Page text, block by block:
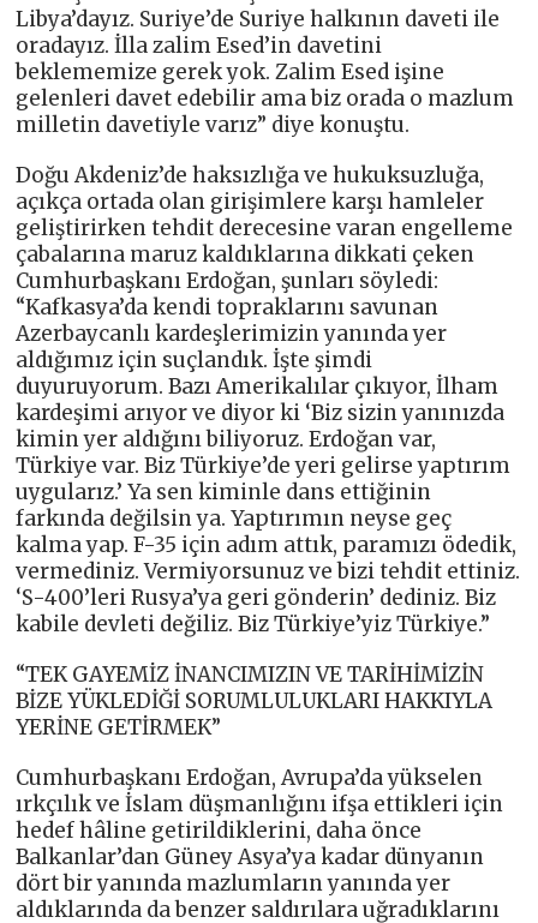
Libya’dayız. Suriye’de Suriye halkının daveti ile
oradayız. İlla zalim Esed’in davetini
beklememize gerek yok. Zalim Esed işine
gelenleri davet edebilir ama biz orada o mazlum
milletin davetiyle varız” diye konuştu.
Doğu Akdeniz’de haksızlığa ve hukuksuzluğa,
açıkça ortada olan girişimlere karşı hamleler
geliştirirken tehdit derecesine varan engelleme
çabalarına maruz kaldıklarına dikkati çeken
Cumhurbaşkanı Erdoğan, şunları söyledi:
“Kafkasya’da kendi topraklarını savunan
Azerbaycanlı kardeşlerimizin yanında yer
aldığımız için suçlandık. İşte şimdi
duyuruyorum. Bazı Amerikalılar çıkıyor, İlham
kardeşimi arıyor ve diyor ki ‘Biz sizin yanınızda
kimin yer aldığını biliyoruz. Erdoğan var,
Türkiye var. Biz Türkiye’de yeri gelirse yaptırım
uygularız.’ Ya sen kiminle dans ettiğinin
farkında değilsin ya. Yaptırımın neyse geç
kalma yap. F-35 için adım attık, paramızı ödedik,
vermediniz. Vermiyorsunuz ve bizi tehdit ettiniz.
‘S-400’leri Rusya’ya geri gönderin’ dediniz. Biz
kabile devleti değiliz. Biz Türkiye’yiz Türkiye.”
“TEK GAYEMİZ İNANCIMIZIN VE TARİHİMİZİN
BİZE YÜKLEDİĞİ SORUMLULUKLARI HAKKIYLA
YERİNE GETİRMEK”
Cumhurbaşkanı Erdoğan, Avrupa’da yükselen
ırkçılık ve İslam düşmanlığını ifşa ettikleri için
hedef hâline getirildiklerini, daha önce
Balkanlar’dan Güney Asya’ya kadar dünyanın
dört bir yanında mazlumların yanında yer
aldıklarında da benzer saldırılara uğradıklarını